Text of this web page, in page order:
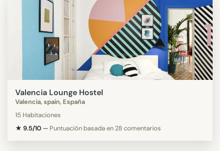
Valencia Lounge Hostel
Valencia, spain, España
15 Habitaciones
★ 9.5/10 — Puntuación basada en 28 comentarios